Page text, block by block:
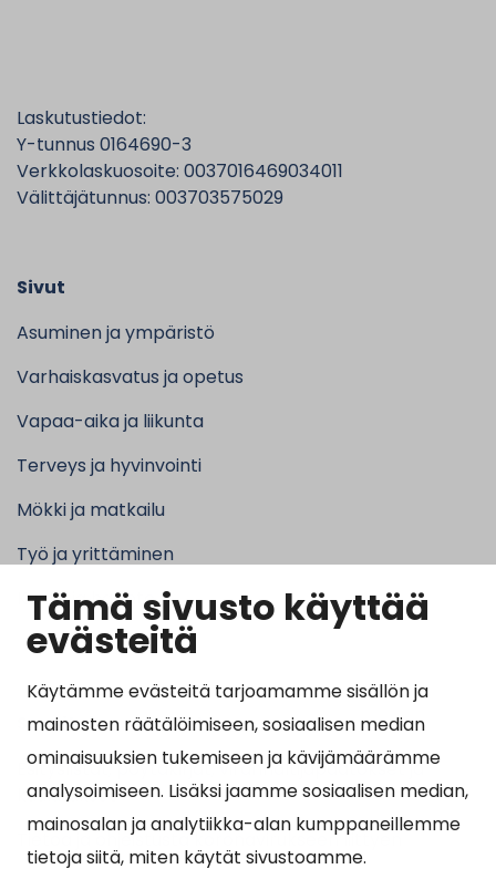
Tämä sivusto käyttää
evästeitä
Käytämme evästeitä tarjoamamme sisällön ja
mainosten räätälöimiseen, sosiaalisen median
ominaisuuksien tukemiseen ja kävijämäärämme
analysoimiseen. Lisäksi jaamme sosiaalisen median,
mainosalan ja analytiikka-alan kumppaneillemme
tietoja siitä, miten käytät sivustoamme.
Laskutustiedot:
Y-tunnus 0164690-3
Verkkolaskuosoite: 0037016469034011
Välittäjätunnus: 003703575029
Sivut
Asuminen ja ympäristö
Varhaiskasvatus ja opetus
Vapaa-aika ja liikunta
Terveys ja hyvinvointi
Mökki ja matkailu
Työ ja yrittäminen
Kunta ja hallinto
Suosituimmat sivut
Esityslistat, pöytäkirjat, viranhaltijapäätökset ja
kuulutukset
Tietoa ja ohjeistusta koronavirukseen liittyen